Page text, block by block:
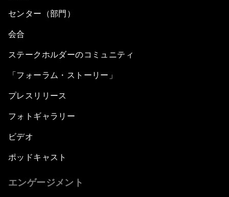
センター（部門）
会合
ステークホルダーのコミュニティ
「フォーラム・ストーリー」
プレスリリース
フォトギャラリー
ビデオ
ポッドキャスト
エンゲージメント